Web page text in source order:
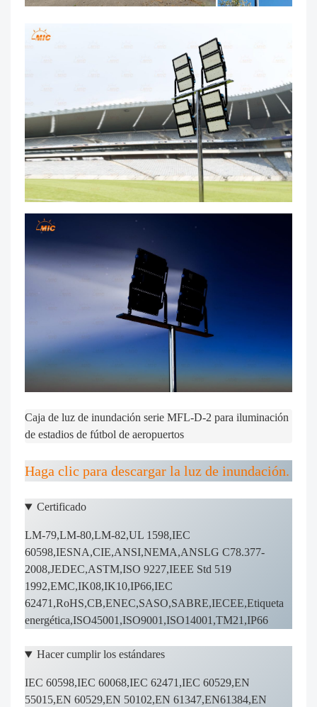
Caja de luz de inundación serie MFL-D-2 para iluminación
de estadios de fútbol de aeropuertos
Haga clic para descargar la luz de inundación.
Certificado
LM-79,LM-80,LM-82,UL 1598,IEC
60598,IESNA,CIE,ANSI,NEMA,ANSLG C78.377-
2008,JEDEC,ASTM,ISO 9227,IEEE Std 519
1992,EMC,IK08,IK10,IP66,IEC
62471,RoHS,CB,ENEC,SASO,SABRE,IECEE,Etiqueta
energética,ISO45001,ISO9001,ISO14001,TM21,IP66
Hacer cumplir los estándares
IEC 60598,IEC 60068,IEC 62471,IEC 60529,EN
55015,EN 60529,EN 50102,EN 61347,EN61384,EN